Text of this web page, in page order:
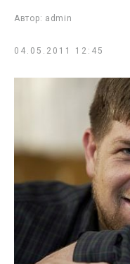
Автор: admin
04.05.2011 12:45